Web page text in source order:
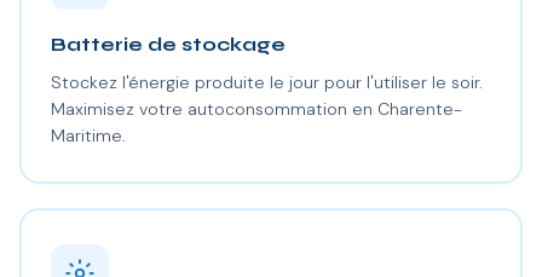
Batterie de stockage
Stockez l'énergie produite le jour pour l'utiliser le soir.
Maximisez votre autoconsommation en Charente-
Maritime.